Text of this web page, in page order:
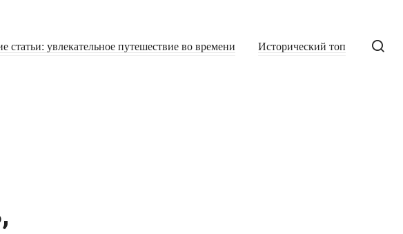
статьи: увлекательное путешествие во времени Исторический топ